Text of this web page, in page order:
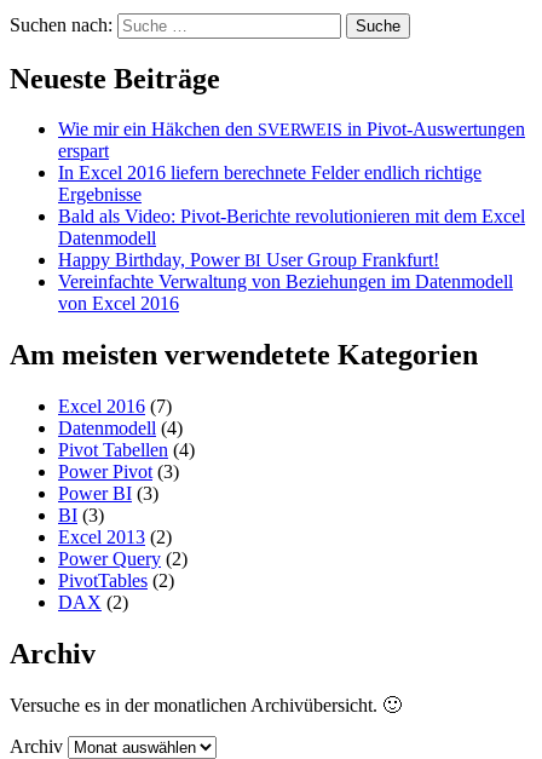
Suchen nach:
Neueste Beiträge
Wie mir ein Häkchen den SVERWEIS in Pivot-Auswertungen
erspart
In Excel 2016 liefern berechnete Felder endlich richtige
Ergebnisse
Bald als Video: Pivot-Berichte revolutionieren mit dem Excel
Datenmodell
Happy Birthday, PowerBI User Group Frankfurt!
Vereinfachte Verwaltung von Beziehungen im Datenmodell
von Excel 2016
Am meisten verwendetete Kategorien
Excel 2016 (7)
Datenmodell (4)
Pivot Tabellen (4)
Power Pivot (3)
Power BI (3)
BI (3)
Excel 2013 (2)
Power Query (2)
PivotTables (2)
DAX (2)
Archiv
Versuche es in der monatlichen Archivübersicht. 🙂
Archiv